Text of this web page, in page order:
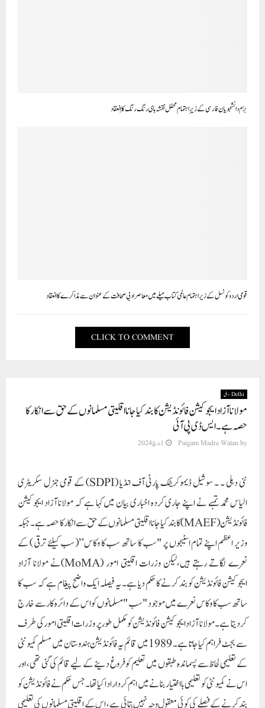
بزم دانشجویان فارسی کے زیرِ اہتمام محفل نقشہ ہای رنگ رنگ کا اِنعقاد
قومی اردو کونسل کے زیر اہتمام عالمی کتاب میلے میں معاصر ادبی صحافت کے عنوان سے مذاکرے کا انعقاد
CLICK TO COMMENT
Delhi دہلی
مولانا آزاد ایجوکیشن فائونڈیشن کا بند کیا جانا اقلیتی مسلمانوں کے حق سے انکار کا
حصہ ہے۔ ایس ڈی پی آئی
by
Paigam Madre Watan 1 مارچ 2024
نئی دہلی ۔ ۔ سوشیل ڈیموکریٹک پارٹی آف انڈیا (SDPI) کے قومی جنرل سکریٹری
الیاس محمد تمبے نے اپنے جاری کردہ اخباری بیان میں کہا ہے کہ مولانا آزاد ایجوکیشن
فائونڈیشن (MAEF)کا بند کیا جانا اقلیتی مسلمانوں کے حق سے انکار کا حصہ ہے۔ جبکہ
وزیر اعظم اپنے تمام اسٹیجوں پر "سب کا ساتھ سب کا وکاس”( سب کیلئے ترقی ) کے
نعرے لگاتے رہتے ہیں،لیکن وزرات اقلیتی امور (MoMA)نے مولانا آزاد
ایجوکیشن فائونڈیشن کو بند کرنے کا حکم دیا ہے۔ یہ فیصلہ ایک واضح پیغام ہے کہ سب کا
ساتھ سب کا وکاس نعرے میں موجود "سب "مسلمانوں کو اس کے دائرہ کار سے خارج
کردیتا ہے۔ مولانا آزاد ایجوکیشن فائونڈیشن کو مکمل طو رپر وزرات اقلیتی امور کی طرف
سے بجٹ فراہم کیا جاتا ہے۔ 1989میں قائم یہ فائونڈیشن ہندوستان میں مسلم کمیونٹی
کے تعلیمی لحاظ سے پسماندہ طبقوں میں تعلیم کو فروغ دینے کے لیے قائم کی گئی تھی، اور
اس نے کمیونٹی کو تعلیمی با اختیار بنانے میں اہم کردار ادا کیا تھا۔ جس حکم نے فائونڈیشن کو
بند کرنے کے فیصلے کی کوئی معقول وجہ نہیں بتائی ہے ، اس کے اقلیتی مسلمانوں کی تعلیمی